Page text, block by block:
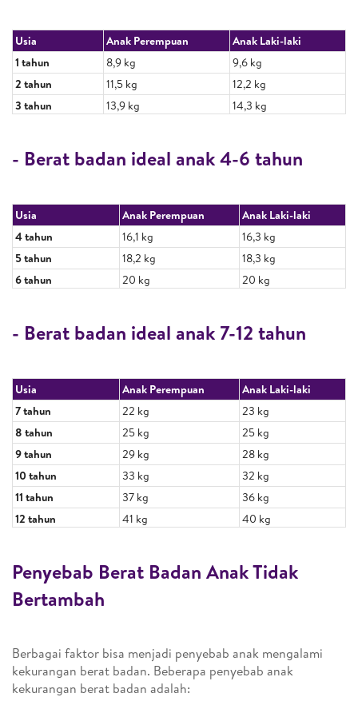
Usia Anak Perempuan
Anak Laki-laki
1 tahun
8,9 kg
9,6 kg
2 tahun
11,5 kg
12,2 kg
3 tahun
13,9 kg 14,3 kg
- Berat badan ideal anak 4-6 tahun
Usia Anak Perempuan
Anak Laki-laki
4 tahun
16,1 kg
16,3 kg
5 tahun
18,2 kg
18,3 kg
6 tahun
20 kg 20 kg
- Berat badan ideal anak 7-12 tahun
Usia Anak Perempuan
Anak Laki-laki
7 tahun
22 kg
23 kg
8 tahun
25 kg
25 kg
9 tahun
29 kg
28 kg
10 tahun
33 kg
32 kg
11 tahun
37 kg
36 kg
12 tahun
41 kg 40 kg
Penyebab Berat Badan Anak Tidak
Bertambah
Berbagai faktor bisa menjadi penyebab anak mengalami
kekurangan berat badan. Beberapa penyebab anak
kekurangan berat badan adalah: